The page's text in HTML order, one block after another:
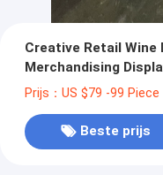
Creative Retail Wine
Merchandising
Prijs：US $79 -99 Piece
Beste prijs